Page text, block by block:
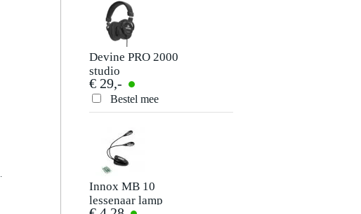
Devine PRO 2000
studio
hoofdtelefoon
€ 29,-
Bestel mee
Innox MB 10
lessenaar lamp